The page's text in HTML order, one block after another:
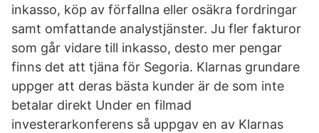
inkasso, köp av förfallna eller osäkra fordringar
samt omfattande analystjänster. Ju fler fakturor
som går vidare till inkasso, desto mer pengar
finns det att tjäna för Segoria. Klarnas grundare
uppger att deras bästa kunder är de som inte
betalar direkt Under en filmad
investerarkonferens så uppgav en av Klarnas